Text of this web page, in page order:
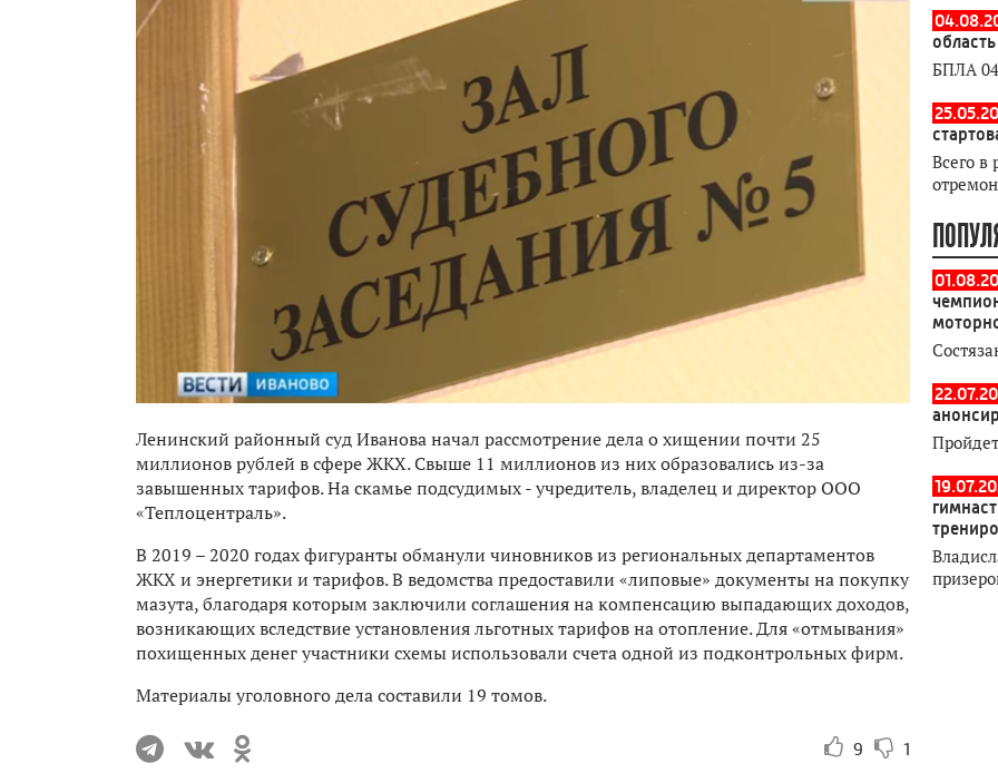
Ленинский районный суд Иванова начал рассмотрение дела о хищении почти 25
миллионов рублей в сфере ЖКХ. Свыше 11 миллионов из них образовались из-за
завышенных тарифов. На скамье подсудимых - учредитель, владелец и директор ООО
«Теплоцентраль».
В 2019 – 2020 годах фигуранты обманули чиновников из региональных департаментов
ЖКХ и энергетики и тарифов. В ведомства предоставили «липовые» документы на покупку
мазута, благодаря которым заключили соглашения на компенсацию выпадающих доходов,
возникающих вследствие установления льготных тарифов на отопление. Для «отмывания»
похищенных денег участники схемы использовали счета одной из подконтрольных фирм.
Материалы уголовного дела составили 19 томов.
9 1
область
БПЛА
Всего в